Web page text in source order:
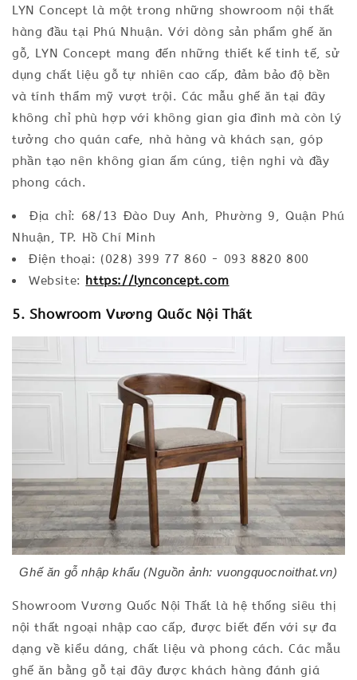
LYN Concept là một trong những showroom nội thất
hàng đầu tại Phú Nhuận. Với dòng sản phẩm ghế ăn
gỗ, LYN Concept mang đến những thiết kế tinh tế, sử
dụng chất liệu gỗ tự nhiên cao cấp, đảm bảo độ bền
và tính thẩm mỹ vượt trội. Các mẫu ghế ăn tại đây
không chỉ phù hợp với không gian gia đình mà còn lý
tưởng cho quán cafe, nhà hàng và khách sạn, góp
phần tạo nên không gian ấm cúng, tiện nghi và đầy
phong cách.
Địa chỉ: 68/13 Đào Duy Anh, Phường 9, Quận Phú
Nhuận, TP. Hồ Chí Minh
Điện thoại: (028) 399 77 860 - 093 8820 800
Website: https://lynconcept.com
5. Showroom Vương Quốc Nội Thất
Ghế ăn gỗ nhập khẩu (Nguồn ảnh: vuongquocnoithat.vn)
Showroom Vương Quốc Nội Thất là hệ thống siêu thị
nội thất ngoại nhập cao cấp, được biết đến với sự đa
dạng về kiểu dáng, chất liệu và phong cách. Các mẫu
ghế ăn bằng gỗ tại đây được khách hàng đánh giá